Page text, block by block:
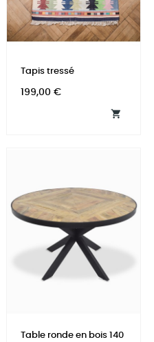
Tapis tressé
Prix
199,00 €

Table ronde en bois 140